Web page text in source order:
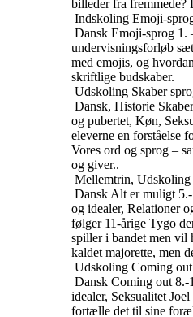
billeder fra fremmede?
Indskoling Emoji-
Dansk Emoji-sprog 1.
undervisningsforløb
med emojis, og
skriftlige budskaber.
Udskoling Skaber
Dansk, Historie
og pubertet, Køn,
eleverne en forståelse
Vores ord og sprog –
og giver..
Mellemtrin, Udskoling
Dansk Alt er muligt
og idealer, Relationer
følger 11-årige Tygo
spiller i bandet men vil
kaldet majorette, men
Udskoling Coming out
Dansk Coming out 8.-
idealer, Seksualitet Joel
fortælle det til sine